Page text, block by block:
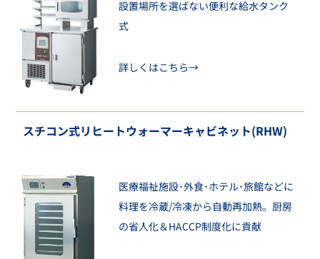
設置場所を選ばない便利な給水タンク
式
詳しくはこちら→
スチコン式リヒートウォーマーキャビネット(RHW)
医療福祉施設･外食･ホテル･旅館などに
料理を冷蔵/冷凍から自動再加熱。厨房
の省人化＆HACCP制度化に貢献